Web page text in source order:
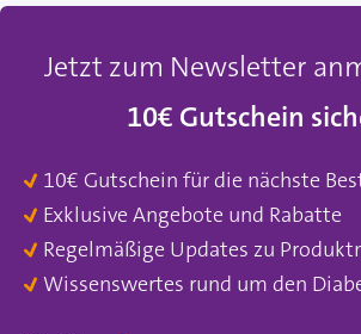
Jetzt zum Newsletter
10€ Gutschein
10€ Gutschein für die nächste
Exklusive Angebote und Rabatte
Regelmäßige Updates zu
Wissenswertes rund um den